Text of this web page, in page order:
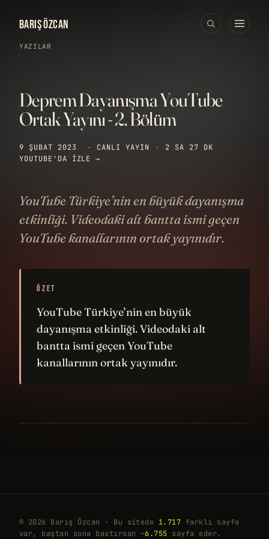
BARIŞ ÖZCAN
YAZILAR
Deprem Dayanışma YouTube
Ortak Yayını - 2. Bölüm
9 ŞUBAT 2023 · CANLI YAYIN ·
2 SA 27 DK
YOUTUBE'DA IZLE →
YouTube Türkiye’nin en büyük dayanışma
etkinliği. Videodaki alt bantta ismi geçen
YouTube kanallarının ortak yayınıdır.
ÖZET
YouTube Türkiye’nin en büyük
dayanışma etkinliği. Videodaki alt
bantta ismi geçen YouTube
kanallarının ortak yayınıdır.
© 2026 Barış Özcan · Bu sitede 1.717 farklı sayfa
var, baştan sona bastırsan ~6.755 sayfa eder.